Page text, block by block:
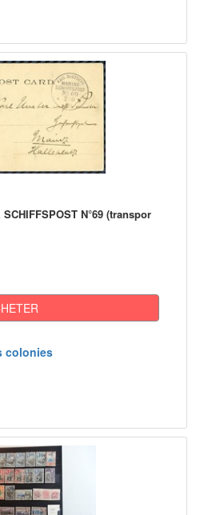
N°69 (transpor
colonies